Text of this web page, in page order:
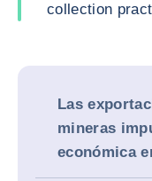
collection
Las
mineras
económica